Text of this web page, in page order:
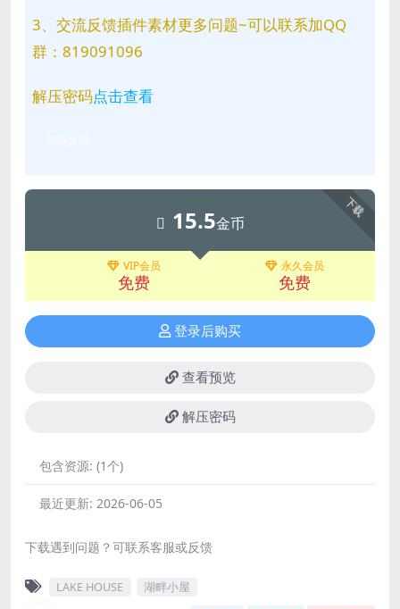
3、交流反馈插件素材更多问题~可以联系加QQ
群：819091096
解压密码点击查看
下载
15.5金币
VIP会员
免费
永久会员
免费
登录后购买
查看预览
解压密码
包含资源: (1个)
最近更新: 2026-06-05
下载遇到问题？可联系客服或反馈
LAKE HOUSE 湖畔小屋